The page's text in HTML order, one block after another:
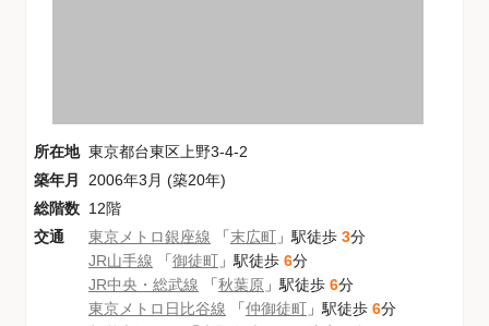
所在地 東京都台東区上野3-4-2
築年月
2006年3月 (築20年)
総階数 12階
交通
東京メトロ銀座線 「末広町 」駅徒歩 3分
JR山手線 「御徒町 」駅徒歩 6分
JR中央・総武線 「秋葉原 」駅徒歩 6分
東京メトロ日比谷線 「仲御徒町 」駅徒歩 6分